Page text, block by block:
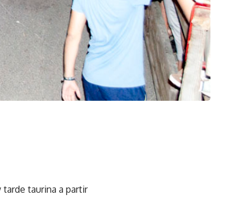
tarde taurina a partir